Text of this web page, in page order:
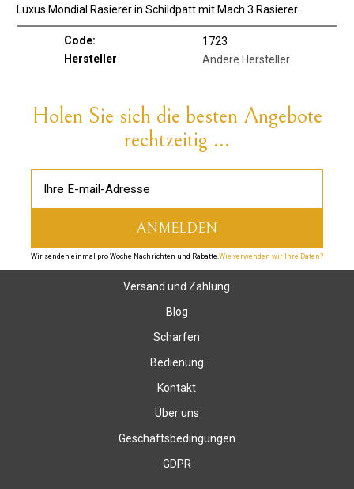
Luxus Mondial Rasierer in Schildpatt mit Mach 3 Rasierer.
Code:
1723
Hersteller
Andere Hersteller
Holen Sie sich die besten Angebote
rechtzeitig ...
Wir senden einmal pro Woche Nachrichten und Rabatte.Wie verwenden wir Ihre Daten?
Versand und Zahlung
Blog
Scharfen
Bedienung
Kontakt
Über uns
Geschäftsbedingungen
GDPR